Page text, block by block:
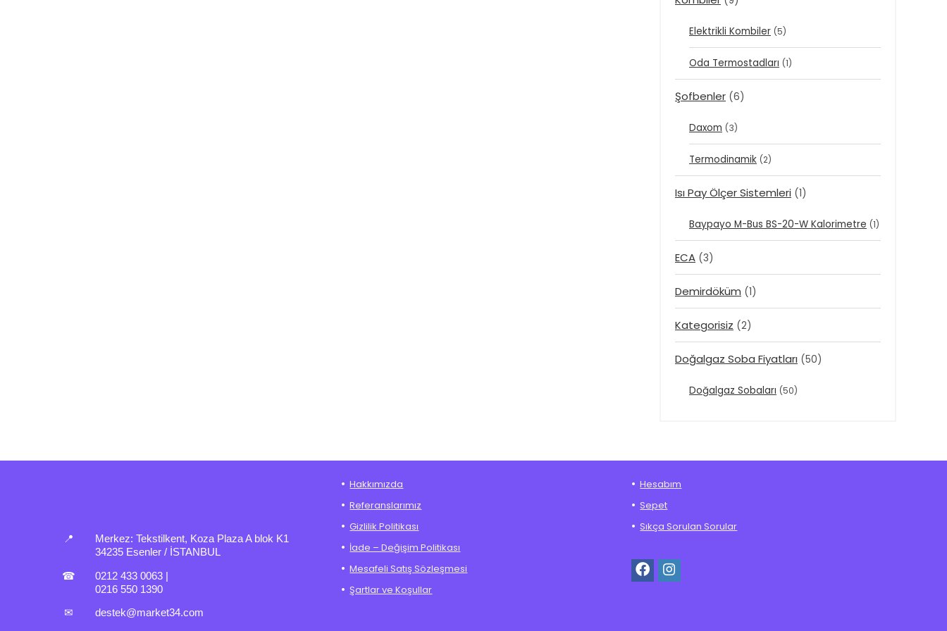
Elektrikli Kombiler (5)
Oda Termostadları (1)
Şofbenler (6)
Daxom (3)
Termodinamik (2)
Isı Pay Ölçer Sistemleri (1)
Baypayo M-Bus BS-20-W Kalorimetre (1)
ECA (3)
Demirdöküm (1)
Kategorisiz (2)
Doğalgaz Soba Fiyatları (50)
Doğalgaz Sobaları (50)
📍 Merkez: Tekstilkent, Koza Plaza A blok K1
34235 Esenler / İSTANBUL
☎ 0212 433 0063|
0216 550 1390
✉ destek@market34.com
Hakkımızda
Referanslarımız
Gizlilik Politikası
İade – Değişim Politikası
Mesafeli Satış Sözleşmesi
Şartlar ve Koşullar
Hesabım
Sepet
Sıkça Sorulan Sorular